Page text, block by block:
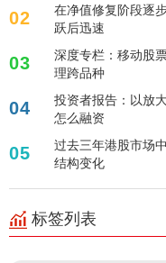
02
在净值修复阶段逐
跃后迅速
03
深度专栏：移动股
理跨品种
04
投资者报告：以放
怎么融资
05
过去三年港股市场
结构变化
标签列表